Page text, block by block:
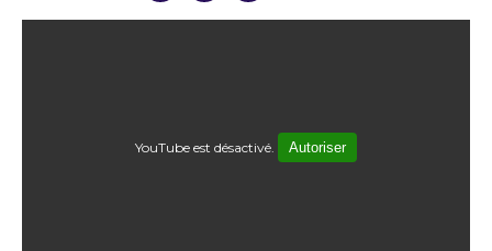
YouTube est désactivé. Autoriser